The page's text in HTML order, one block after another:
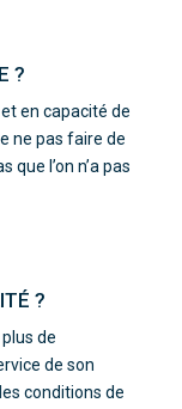
?
en capacité de
ne pas faire de
que l’on n’a pas
?
de
de son
conditions de